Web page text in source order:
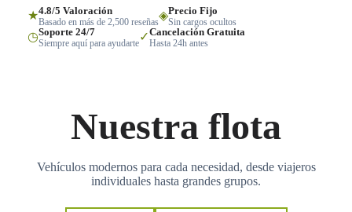
★4.8/5 Valoración
Basado en más de 2,500 reseñas◈Precio Fijo
Sin cargos ocultos
◷Soporte 24/7
Siempre aquí para ayudarte✓Cancelación Gratuita
Hasta 24h antes
Nuestra flota
Vehículos modernos para cada necesidad, desde viajeros
individuales hasta grandes grupos.